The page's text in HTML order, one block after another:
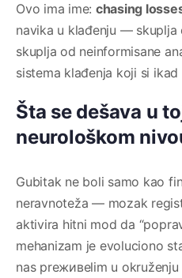
Ovo ima ime: chasing
navika u klađenju — skuplja
skuplja od neinformisane
sistema klađenja koji si ikad
Šta se dešava u
neurološkom
Gubitak ne boli samo kao
neravnoteža — mozak
aktivira hitni mod da
mehanizam je evoluciono
nas preживelim u